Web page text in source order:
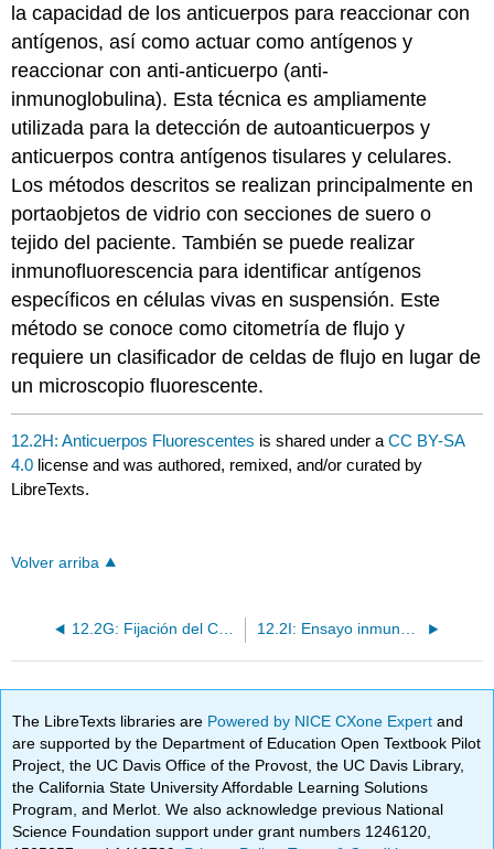
la capacidad de los anticuerpos para reaccionar con
antígenos, así como actuar como antígenos y
reaccionar con anti-anticuerpo (anti-
inmunoglobulina). Esta técnica es ampliamente
utilizada para la detección de autoanticuerpos y
anticuerpos contra antígenos tisulares y celulares.
Los métodos descritos se realizan principalmente en
portaobjetos de vidrio con secciones de suero o
tejido del paciente. También se puede realizar
inmunofluorescencia para identificar antígenos
específicos en células vivas en suspensión. Este
método se conoce como citometría de flujo y
requiere un clasificador de celdas de flujo en lugar de
un microscopio fluorescente.
12.2H: Anticuerpos Fluorescentes is shared under aCC BY-SA
4.0 license and was authored, remixed, and/or curated by
LibreTexts.
Volver arriba
12.2G: Fijación del Complemento 12.2I: Ensayo inmunoabsorbente ligado a enzimas (ELISA)
The LibreTexts libraries are Powered by NICE CXone Expertand
are supported by the Department of Education Open Textbook Pilot
Project, the UC Davis Office of the Provost, the UC Davis Library,
the California State University Affordable Learning Solutions
Program, and Merlot. We also acknowledge previous National
Science Foundation support under grant numbers 1246120,